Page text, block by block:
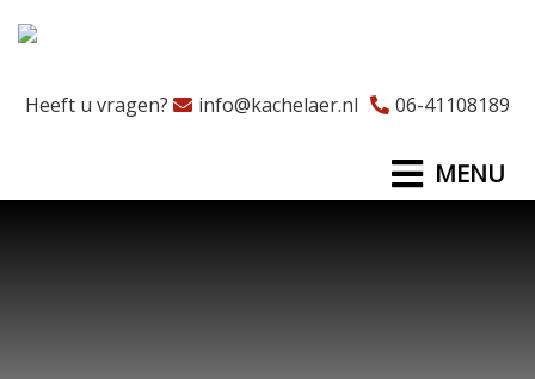
Heeft u vragen? info@kachelaer.nl 06-41108189
MENU